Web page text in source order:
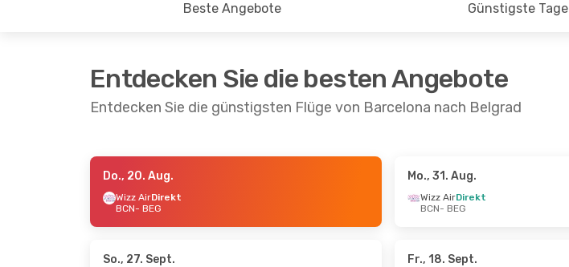
Beste Angebote Günstigste Tage
Entdecken Sie die besten Angebote
Entdecken Sie die günstigsten Flüge von Barcelona nach Belgrad
- Mo., 31. Aug.
Do., 20. Aug.
Wizz AirDirekt
BCN- BEG
Mo., 31. Aug.
Wizz AirDirekt
BCN- BEG
So., 27. Sept. Fr., 18. Sept.